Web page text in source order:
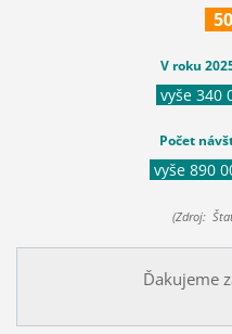
V roku
vyše 340
Počet
vyše 890
(Zdroj:
Ďakujeme